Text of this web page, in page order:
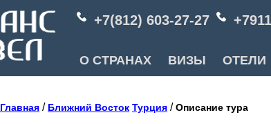
+7(812) 603-27-27
О СТРАНАХ ВИЗЫ ОТЕЛИ
Главная / Ближний Восток Турция /Описание тура